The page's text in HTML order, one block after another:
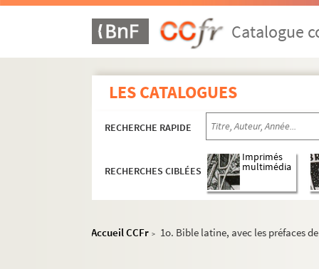
Catalogue
LES CATALOGUES
RECHERCHE RAPIDE
RECHERCHES CIBLÉES
Imprimés
multimédia
Accueil CCFr > 1o. Bible latine, avec les préfaces